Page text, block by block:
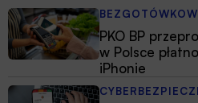
PKO BP
w Polsce
iPhonie